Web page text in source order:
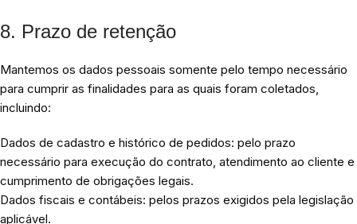
8. Prazo de retenção
Mantemos os dados pessoais somente pelo tempo necessário
para cumprir as finalidades para as quais foram coletados,
incluindo:
Dados de cadastro e histórico de pedidos: pelo prazo
necessário para execução do contrato, atendimento ao cliente e
cumprimento de obrigações legais.
Dados fiscais e contábeis: pelos prazos exigidos pela legislação
aplicável.